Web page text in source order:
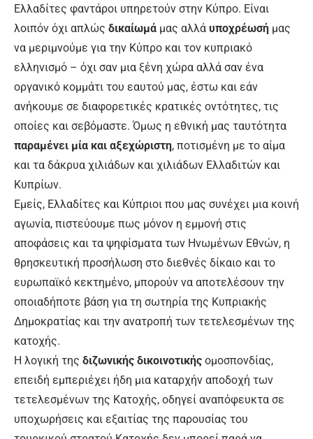
Ελλαδίτες φαντάροι υπηρετούν στην Κύπρο. Είναι
λοιπόν όχι απλώς δικαίωμά μας αλλά υποχρέωσή μας
να μεριμνούμε για την Κύπρο και τον κυπριακό
ελληνισμό – όχι σαν μια ξένη χώρα αλλά σαν ένα
οργανικό κομμάτι του εαυτού μας, έστω και εάν
ανήκουμε σε διαφορετικές κρατικές οντότητες, τις
οποίες και σεβόμαστε. Όμως η εθνική μας ταυτότητα
παραμένει μία και αξεχώριστη, ποτισμένη με το αίμα
και τα δάκρυα χιλιάδων και χιλιάδων Ελλαδιτών και
Κυπρίων.
Εμείς, Ελλαδίτες και Κύπριοι που μας συνέχει μια κοινή
αγωνία, πιστεύουμε πως μόνον η εμμονή στις
αποφάσεις και τα ψηφίσματα των Ηνωμένων Εθνών, η
θρησκευτική προσήλωση στο διεθνές δίκαιο και το
ευρωπαϊκό κεκτημένο, μπορούν να αποτελέσουν την
οποιαδήποτε βάση για τη σωτηρία της Κυπριακής
Δημοκρατίας και την ανατροπή των τετελεσμένων της
κατοχής.
Η λογική της διζωνικής δικοινοτικής ομοσπονδίας,
επειδή εμπεριέχει ήδη μια καταρχήν αποδοχή των
τετελεσμένων της Κατοχής, οδηγεί αναπόφευκτα σε
υποχωρήσεις και εξαιτίας της παρουσίας του